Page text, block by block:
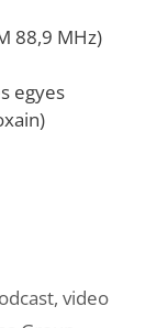
88,9 MHz)
egyes
,video